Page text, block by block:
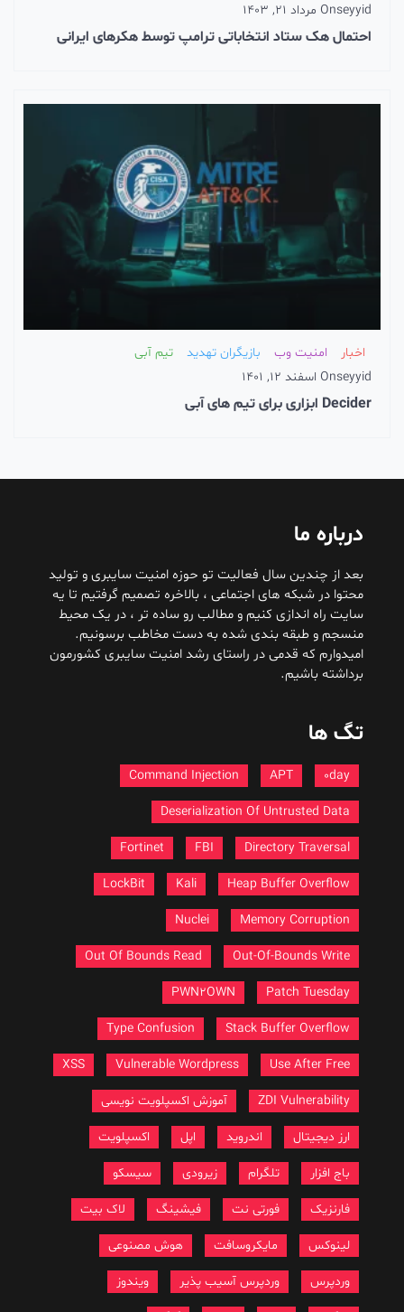
seyyid
On مرداد 21, 1403
احتمال هک ستاد انتخاباتی ترامپ توسط هکرهای ایرانی
امنیت وب بازیگران تهدید
تیم آبی
seyyid
On اسفند 12, 1401
Decider ابزاری برای تیم های آبی
درباره ما
بعد از چندین سال فعالیت تو حوزه امنیت سایبری و تولید
محتوا در شبکه های اجتماعی ، بالاخره تصمیم گرفتیم تا یه
سایت راه اندازی کنیم و مطالب رو ساده تر ، در یک محیط
منسجم و طبقه بندی شده به دست مخاطب برسونیم.
امیدوارم که قدمی در راستای رشد امنیت سایبری کشورمون
برداشته باشیم.
تگ ها
Command Injection
Deserialization Of Untrusted Data
Directory Traversal
Fortinet
Heap Buffer Overflow
LockBit
Memory Corruption
Nuclei
Out-Of-Bounds Write
Out Of Bounds Read
Patch Tuesday
PWN2OWN
Stack Buffer Overflow
Type Confusion
Use After Free
Vulnerable Wordpress
ZDI Vulnerability آموزش اکسپلویت نویسی
ارز دیجیتال اندروید اکسپلویت
باج افزار تلگرام زیرودی سیسکو
فارنزیک فورتی نت فیشینگ لاک بیت
لینوکس مایکروسافت هوش مصنوعی
وردپرس وردپرس آسیب پذیر ویندوز